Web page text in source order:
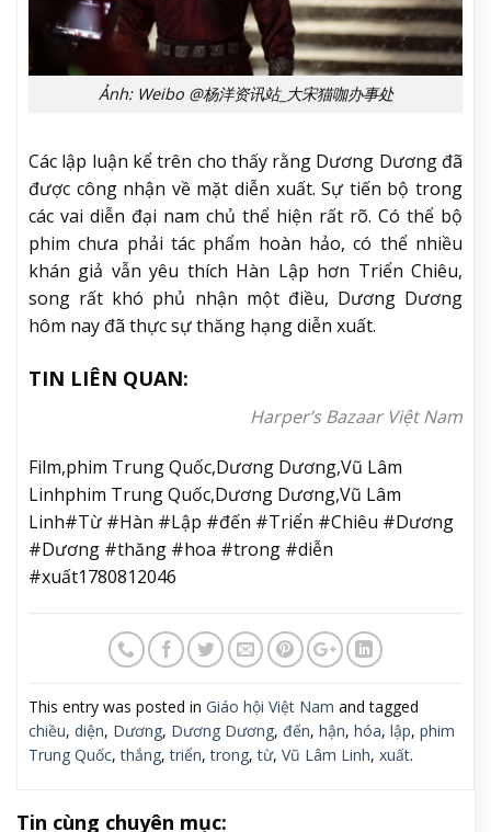
Ảnh: Weibo @杨洋资讯站_大宋猫咖办事处
Các lập luận kể trên cho thấy rằng Dương Dương đã
được công nhận về mặt diễn xuất. Sự tiến bộ trong
các vai diễn đại nam chủ thể hiện rất rõ. Có thể bộ
phim chưa phải tác phẩm hoàn hảo, có thể nhiều
khán giả vẫn yêu thích Hàn Lập hơn Triển Chiêu,
song rất khó phủ nhận một điều, Dương Dương
hôm nay đã thực sự thăng hạng diễn xuất.
TIN LIÊN QUAN:
Harper’s Bazaar Việt Nam
Film,phim Trung Quốc,Dương Dương,Vũ Lâm
Linhphim Trung Quốc,Dương Dương,Vũ Lâm
Linh#Từ #Hàn #Lập #đến #Triển #Chiêu #Dương
#Dương #thăng #hoa #trong #diễn
#xuất1780812046
This entry was posted in Giáo hội Việt Nam and tagged
chiều, diện, Dương, Dương Dương, đến, hận, hóa, lập, phim
Trung Quốc,thắng,triển,trong,từ, Vũ Lâm Linh, xuất.
Tin cùng chuyên mục: